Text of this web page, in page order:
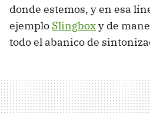
donde estemos, y en esa
ejemplo Slingboxy de
todo el abanico de